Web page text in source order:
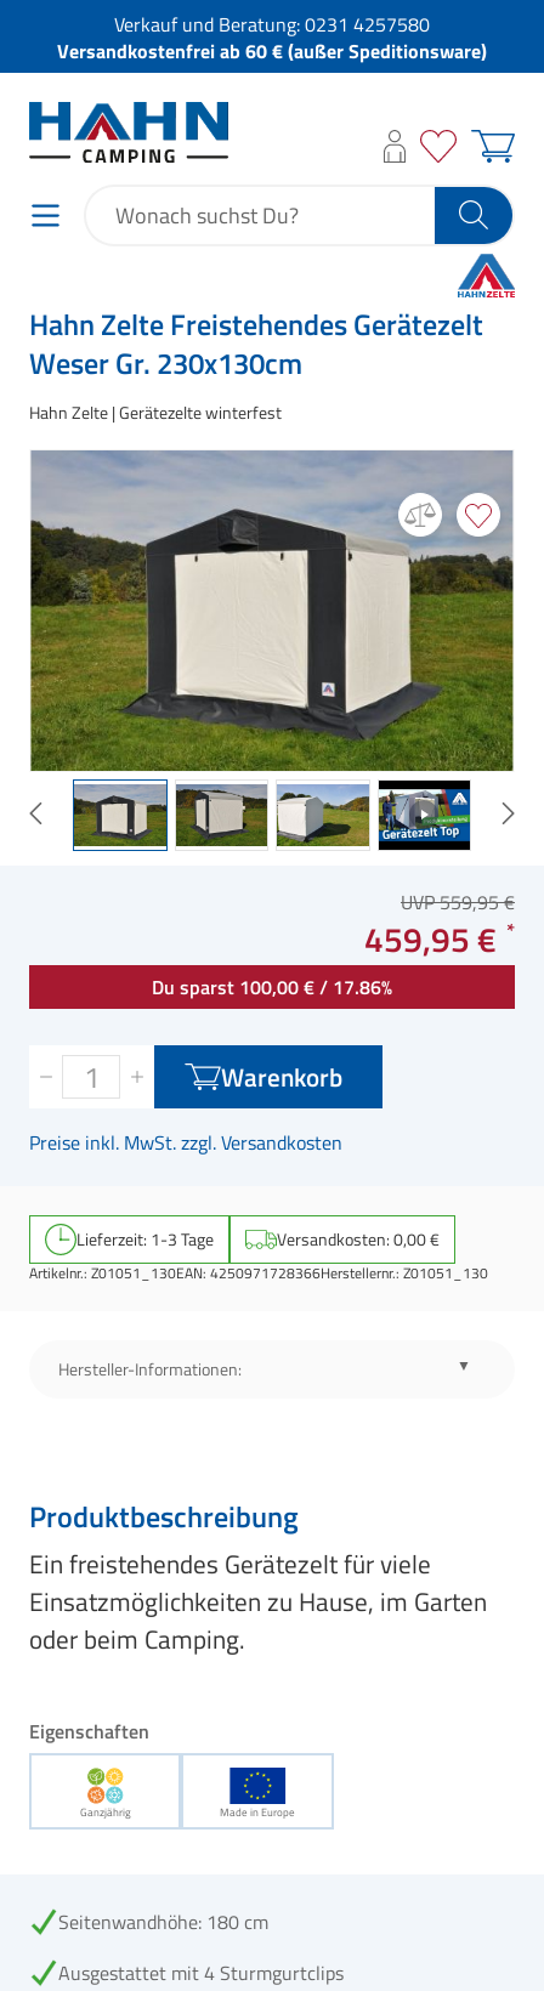
Verkauf und Beratung:0231 4257580
Versandkostenfrei ab 60 € (außer Speditionsware)
Hahn Zelte Freistehendes Gerätezelt
Weser Gr. 230x130cm
Hahn Zelte Gerätezelte winterfest
UVP 559,95 €
459,95 €
Du sparst 100,00 € / 17.86%
Warenkorb
Preise inkl. MwSt. zzgl. Versandkosten
Lieferzeit: 1-3 Tage Versandkosten: 0,00 €
Artikelnr.: Z01051_130EAN: 4250971728366Herstellernr.: Z01051_130
Hersteller-Informationen:
Produktbeschreibung
Ein freistehendes Gerätezelt für viele
Einsatzmöglichkeiten zu Hause, im Garten
oder beim Camping.
Eigenschaften
Ganzjährig Made in Europe
Seitenwandhöhe: 180 cm
Ausgestattet mit 4 Sturmgurtclips